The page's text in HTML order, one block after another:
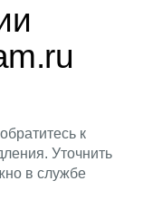
к
Уточнить
в службе